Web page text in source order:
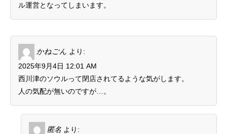
ル運営となってしまいます。
かねごん より:
2025年9月4日 12:01 AM
西川津のソウルって閉店されてるような気がします。
人の気配が無いのですが…。
匿名 より: